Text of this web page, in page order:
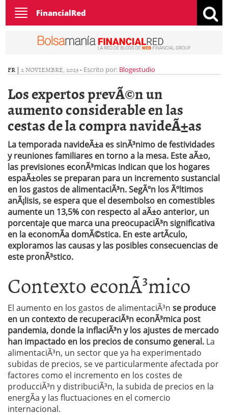
Toggle
navigation
FinancialRed
FR | 2 NOVIEMBRE, 2023- Escrito por: Blogestudio
Los expertos prevÃ©n un
aumento considerable en las
cestas de la compra navideÃ±as
La temporada navideÃ±a es sinÃ³nimo de festividades
y reuniones familiares en torno a la mesa. Este aÃ±o,
las previsiones econÃ³micas indican que los hogares
espaÃ±oles se preparan para un incremento sustancial
en los gastos de alimentaciÃ³n. SegÃºn los Ãºltimos
anÃ¡lisis, se espera que el desembolso en comestibles
aumente un 13,5% con respecto al aÃ±o anterior, un
porcentaje que marca una preocupaciÃ³n significativa
en la economÃ­a domÃ©stica. En este artÃ­culo,
exploramos las causas y las posibles consecuencias de
este pronÃ³stico.
Contexto econÃ³mico
El aumento en los gastos de alimentaciÃ³n se produce
en un contexto de recuperaciÃ³n econÃ³mica post
pandemia, donde la inflaciÃ³n y los ajustes de mercado
han impactado en los precios de consumo general. La
alimentaciÃ³n, un sector que ya ha experimentado
subidas de precios, se ve particularmente afectada por
factores como el incremento en los costes de
producciÃ³n y distribuciÃ³n, la subida de precios en la
energÃ­a y las fluctuaciones en el comercio
internacional.